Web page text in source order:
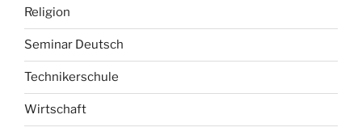
Religion
Seminar Deutsch
Technikerschule
Wirtschaft